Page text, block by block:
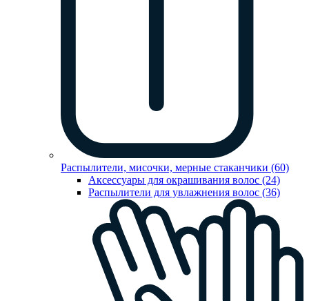
Распылители, мисочки, мерные стаканчики (60)
Аксессуары для окрашивания волос (24)
Распылители для увлажнения волос (36)